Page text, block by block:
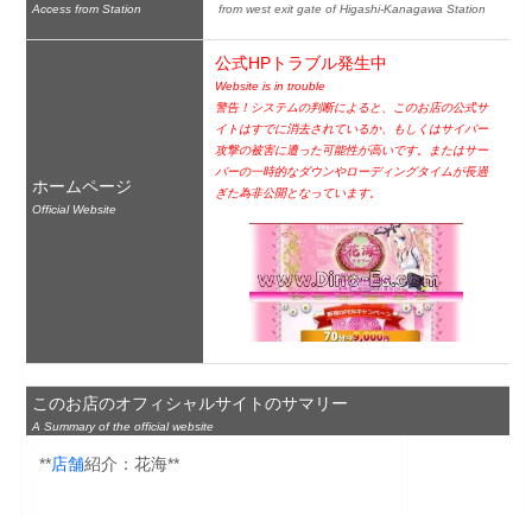
Access from Station from west exit gate of Higashi-Kanagawa Station
ホームページ
Official Website
公式HPトラブル発生中
Website is in trouble
警告！システムの判断によると、このお店の公式サ
イトはすでに消去されているか、もしくはサイバー
攻撃の被害に遭った可能性が高いです。またはサー
バーの一時的なダウンやローディングタイムが長過
ぎた為非公開となっています。
このお店のオフィシャルサイトのサマリー
A Summary of the official website
**店舗紹介：花海**